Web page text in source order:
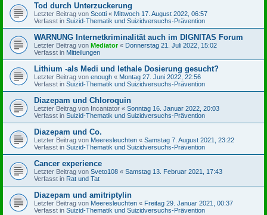
Tod durch Unterzuckerung
Letzter Beitrag von Scotti « Mittwoch 17. August 2022, 06:57
Verfasst in Suizid-Thematik und Suizidversuchs-Prävention
WARNUNG Internetkriminalität auch im DIGNITAS Forum
Letzter Beitrag von Mediator« Donnerstag 21. Juli 2022, 15:02
Verfasst in Mitteilungen
Lithium -als Medi und lethale Dosierung gesucht?
Letzter Beitrag von enough « Montag 27. Juni 2022, 22:56
Verfasst in Suizid-Thematik und Suizidversuchs-Prävention
Diazepam und Chloroquin
Letzter Beitrag von Incantator « Sonntag 16. Januar 2022, 20:03
Verfasst in Suizid-Thematik und Suizidversuchs-Prävention
Diazepam und Co.
Letzter Beitrag von Meeresleuchten « Samstag 7. August 2021, 23:22
Verfasst in Suizid-Thematik und Suizidversuchs-Prävention
Cancer experience
Letzter Beitrag von Sveto108 « Samstag 13. Februar 2021, 17:43
Verfasst in Rat und Tat
Diazepam und amitriptylin
Letzter Beitrag von Meeresleuchten « Freitag 29. Januar 2021, 00:37
Verfasst in Suizid-Thematik und Suizidversuchs-Prävention